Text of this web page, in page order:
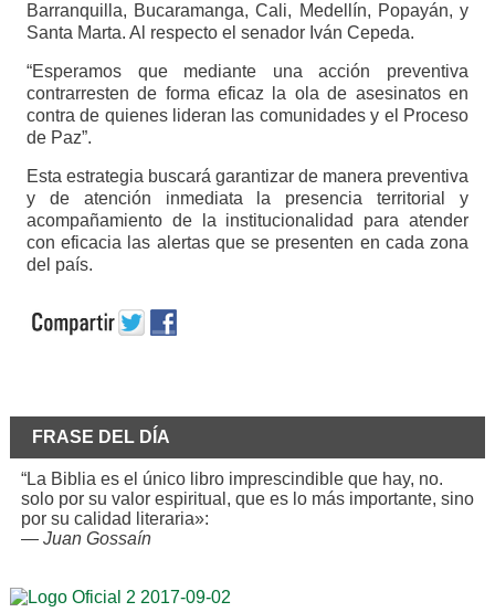
Barranquilla, Bucaramanga, Cali, Medellín, Popayán, y
Santa Marta. Al respecto el senador Iván Cepeda.
“Esperamos que mediante una acción preventiva
contrarresten de forma eficaz la ola de asesinatos en
contra de quienes lideran las comunidades y el Proceso
de Paz”.
Esta estrategia buscará garantizar de manera preventiva
y de atención inmediata la presencia territorial y
acompañamiento de la institucionalidad para atender
con eficacia las alertas que se presenten en cada zona
del país.
FRASE DEL DÍA
“La Biblia es el único libro imprescindible que hay, no.
solo por su valor espiritual, que es lo más importante, sino
por su calidad literaria»:
— Juan Gossaín